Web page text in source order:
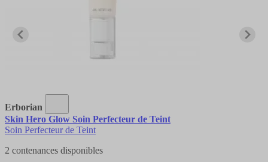
Erborian
Skin Hero Glow Soin Perfecteur de Teint
Soin Perfecteur de Teint
2 contenances disponibles